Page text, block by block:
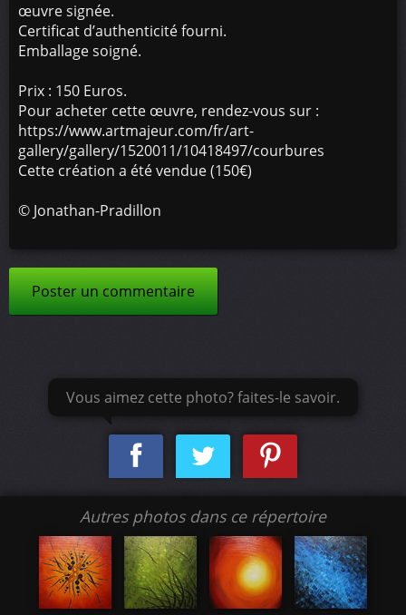
œuvre signée.
Certificat d’authenticité fourni.
Emballage soigné.
Prix : 150 Euros.
Pour acheter cette œuvre, rendez-vous sur :
https://www.artmajeur.com/fr/art-
gallery/gallery/1520011/10418497/courbures
Cette création a été vendue (150€)
© Jonathan-Pradillon
Poster un commentaire
Vous aimez cette photo? faites-le savoir.
Autres photos dans ce répertoire